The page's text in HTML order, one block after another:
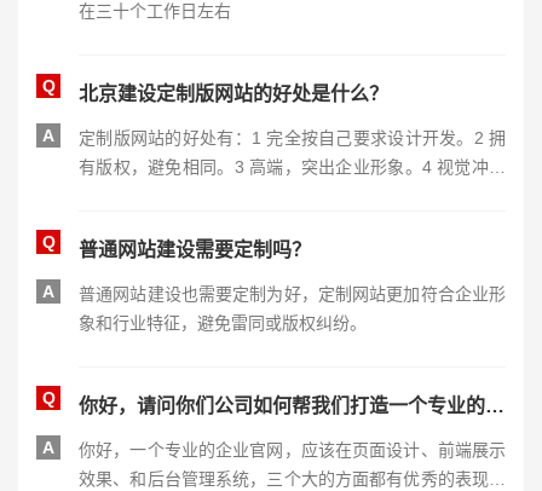
在三十个工作日左右
Q 北京建设定制版网站的好处是什么？
A
定制版网站的好处有：1 完全按自己要求设计开发。2 拥
有版权，避免相同。3 高端，突出企业形象。4 视觉冲击
Q 普通网站建设需要定制吗？
A
普通网站建设也需要定制为好，定制网站更加符合企业形
象和行业特征，避免雷同或版权纠纷。
Q 你好，请问你们公司如何帮我们打造一个专业的企业官网呢？
A
你好，一个专业的企业官网，应该在页面设计、前端展示
效果、和后台管理系统，三个大的方面都有优秀的表现。